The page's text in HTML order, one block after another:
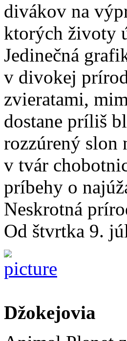
divákov na
ktorých životy
Jedinečná
v divokej
zvieratami,
dostane príliš
rozzúrený slon
v tvár
príbehy o
Neskrotná
Od štvrtka 9.
Džokejovia